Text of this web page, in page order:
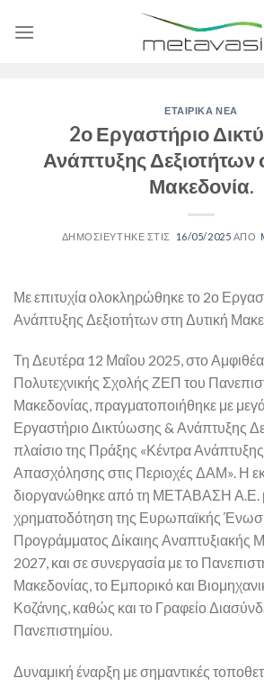
ΕΤΑΙΡΙΚΑ ΝΕΑ
2ο Εργαστήριο
Ανάπτυξης Δεξιοτήτων
Μακεδονία.
16/05/2025
Με επιτυχία ολοκληρώθηκε το 2ο
Ανάπτυξης Δεξιοτήτων στη Δυτική
Τη Δευτέρα 12 Μαΐου 2025, στο
Πολυτεχνικής Σχολής ΖΕΠ του
Μακεδονίας, πραγματοποιήθηκε με
Εργαστήριο Δικτύωσης & Ανάπτυξης
πλαίσιο της Πράξης «Κέντρα Ανάπτυξης
Απασχόλησης στις Περιοχές ΔΑΜ». Η
διοργανώθηκε από τη ΜΕΤΑΒΑΣΗ Α.Ε.
χρηματοδότηση της Ευρωπαϊκής
Προγράμματος Δίκαιης Αναπτυξιακής
2027, και σε συνεργασία με το
Μακεδονίας, το Εμπορικό και
Κοζάνης, καθώς και το Γραφείο
Πανεπιστημίου.
Δυναμική έναρξη με σημαντικές